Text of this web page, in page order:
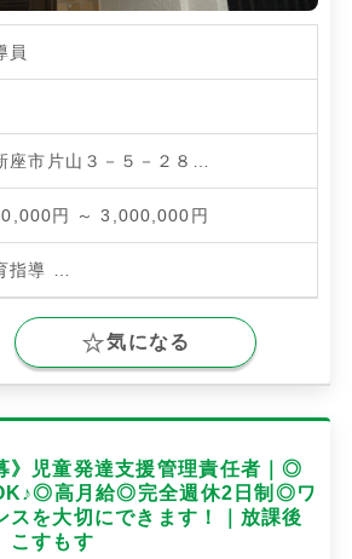
員
座市片山３－５－２８…
円 ～ 3,000,000円
指導
気になる
》児童発達支援管理責任者｜◎
高月給◎完全週休2日制◎ワ
スを大切にできます！｜放課後
すもす